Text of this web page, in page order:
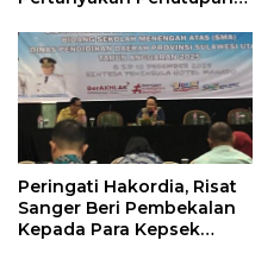
Anggaran Negara
Peringati Hakordia, Risat
Sanger Beri Pembekalan
Kepada Para Kepsek